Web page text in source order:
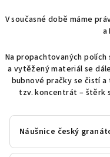
V současné době máme
a
Na propachtovaných
a vytěžený materiál se
bubnové pračky se čistí
tzv. koncentrát – štěrk
Náušnice český